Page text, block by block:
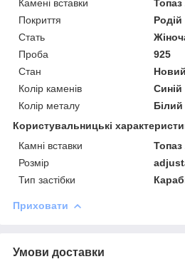
Камені вставки
Покриття
Родій
Стать
Проба
925
Стан
Новий
Колір каменів
Синій
Колір металу
Білий
Користувальницькі
Камні вставки
Розмір
Тип застібки
Приховати
Умови доставки